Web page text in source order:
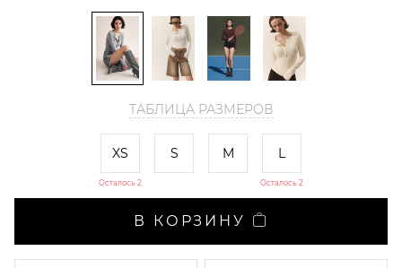
ТАБЛИЦА РАЗМЕРОВ
XS
Осталось 2
S M L
Осталось 2
В КОРЗИНУ